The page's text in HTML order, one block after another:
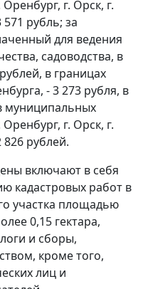
г. Орск, г.
рубль; за
для ведения
садоводства, в
в границах
- 3 273 рубля, в
муниципальных
г. Орск, г.
рублей.
включают в себя
кадастровых работ в
участка площадью
0,15 гектара,
и сборы,
кроме того,
лиц и